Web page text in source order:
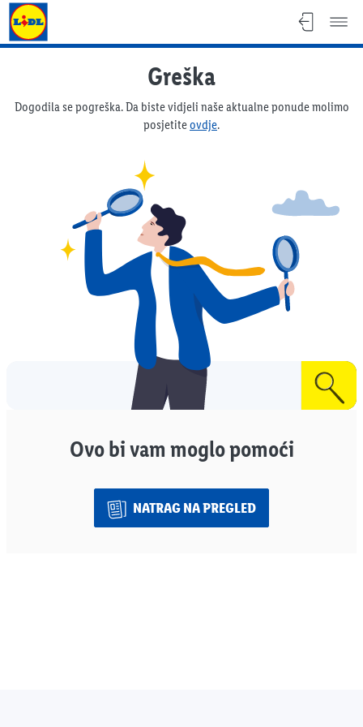
Lidl katalog
Greška
Dogodila se pogreška. Da biste vidjeli naše aktualne ponude molimo
posjetiteovdje.
Ovo bi vam moglo pomoći
NATRAG NA PREGLED